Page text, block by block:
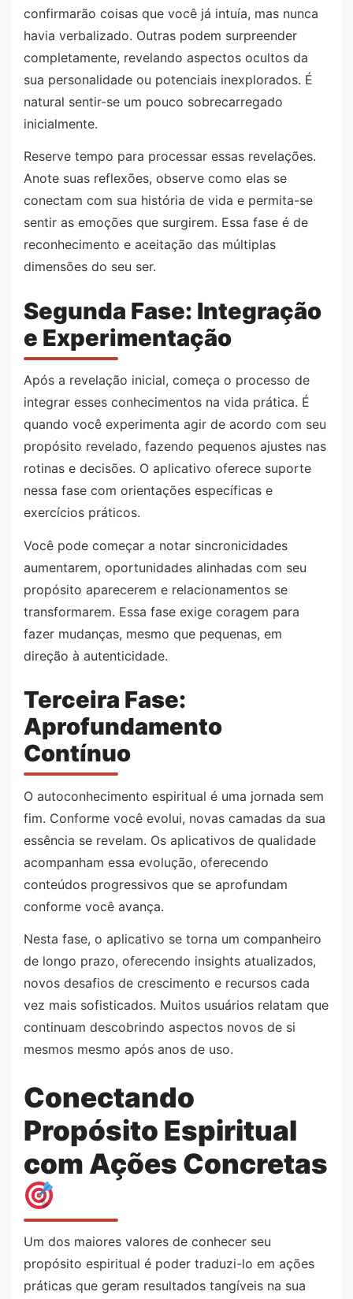
confirmarão coisas que você já intuía, mas nunca
havia verbalizado. Outras podem surpreender
completamente, revelando aspectos ocultos da
sua personalidade ou potenciais inexplorados. É
natural sentir-se um pouco sobrecarregado
inicialmente.
Reserve tempo para processar essas revelações.
Anote suas reflexões, observe como elas se
conectam com sua história de vida e permita-se
sentir as emoções que surgirem. Essa fase é de
reconhecimento e aceitação das múltiplas
dimensões do seu ser.
Segunda Fase: Integração
e Experimentação
Após a revelação inicial, começa o processo de
integrar esses conhecimentos na vida prática. É
quando você experimenta agir de acordo com seu
propósito revelado, fazendo pequenos ajustes nas
rotinas e decisões. O aplicativo oferece suporte
nessa fase com orientações específicas e
exercícios práticos.
Você pode começar a notar sincronicidades
aumentarem, oportunidades alinhadas com seu
propósito aparecerem e relacionamentos se
transformarem. Essa fase exige coragem para
fazer mudanças, mesmo que pequenas, em
direção à autenticidade.
Terceira Fase:
Aprofundamento
Contínuo
O autoconhecimento espiritual é uma jornada sem
fim. Conforme você evolui, novas camadas da sua
essência se revelam. Os aplicativos de qualidade
acompanham essa evolução, oferecendo
conteúdos progressivos que se aprofundam
conforme você avança.
Nesta fase, o aplicativo se torna um companheiro
de longo prazo, oferecendo insights atualizados,
novos desafios de crescimento e recursos cada
vez mais sofisticados. Muitos usuários relatam que
continuam descobrindo aspectos novos de si
mesmos mesmo após anos de uso.
Conectando
Propósito Espiritual
com Ações Concretas
Um dos maiores valores de conhecer seu
propósito espiritual é poder traduzi-lo em ações
práticas que geram resultados tangíveis na sua